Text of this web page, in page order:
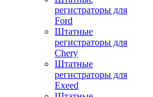
регистраторы для
Ford
Штатные
регистраторы для
Chery
Штатные
регистраторы для
Exeed